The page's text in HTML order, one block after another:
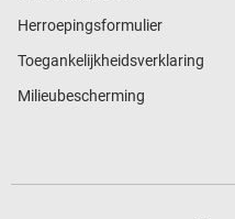
Herroepingsformulier
Toegankelijkheidsverklaring
Milieubescherming